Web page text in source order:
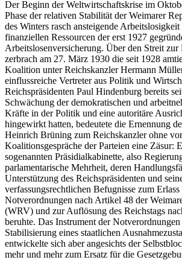
Der Beginn der Weltwirtschaftskrise im
Phase der relativen Stabilität der Weimarer
des Winters rasch ansteigende
finanziellen Ressourcen der erst 1927
Arbeitslosenversicherung. Über den Streit zur
zerbrach am 27. März 1930 die seit 1928
Koalition unter Reichskanzler Hermann
einflussreiche Vertreter aus Politik und
Reichspräsidenten Paul Hindenburg bereits
Schwächung der demokratischen und
Kräfte in der Politik und eine autoritäre
hingewirkt hatten, bedeutete die Ernennung
Heinrich Brüning zum Reichskanzler ohne
Koalitionsgespräche der Parteien eine Zäsur:
sogenannten Präsidialkabinette, also
parlamentarische Mehrheit, deren
Unterstützung des Reichspräsidenten und
verfassungsrechtlichen Befugnisse zum Erlass
Notverordnungen nach Artikel 48 der
(WRV) und zur Auflösung des Reichstags
beruhte. Das Instrument der
Stabilisierung eines staatlichen
entwickelte sich aber angesichts der
mehr und mehr zum Ersatz für die